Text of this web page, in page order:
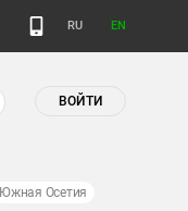
RU EN
ВОЙТИ
Южная Осетия